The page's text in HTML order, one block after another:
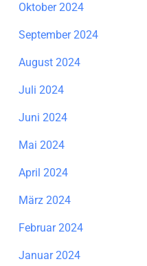
Oktober 2024
September 2024
August 2024
Juli 2024
Juni 2024
Mai 2024
April 2024
März 2024
Februar 2024
Januar 2024